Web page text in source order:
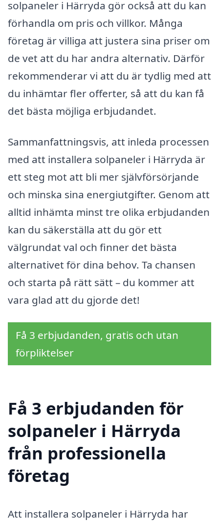
solpaneler i Härryda gör också att du kan
förhandla om pris och villkor. Många
företag är villiga att justera sina priser om
de vet att du har andra alternativ. Därför
rekommenderar vi att du är tydlig med att
du inhämtar fler offerter, så att du kan få
det bästa möjliga erbjudandet.
Sammanfattningsvis, att inleda processen
med att installera solpaneler i Härryda är
ett steg mot att bli mer självförsörjande
och minska sina energiutgifter. Genom att
alltid inhämta minst tre olika erbjudanden
kan du säkerställa att du gör ett
välgrundat val och finner det bästa
alternativet för dina behov. Ta chansen
och starta på rätt sätt – du kommer att
vara glad att du gjorde det!
Få 3 erbjudanden, gratis och utan
förpliktelser
Få 3 erbjudanden för
solpaneler i Härryda
från professionella
företag
Att installera solpaneler i Härryda har